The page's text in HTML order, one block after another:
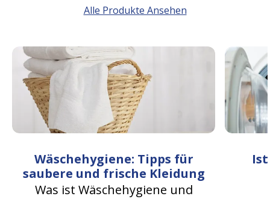
Alle Produkte Ansehen
Wäschehygiene: Tipps für
saubere und frische Kleidung
Was ist Wäschehygiene und